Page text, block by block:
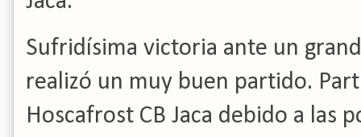
Sufridísima victoria ante un
realizó un muy buen partido.
Hoscafrost CB Jaca debido a las